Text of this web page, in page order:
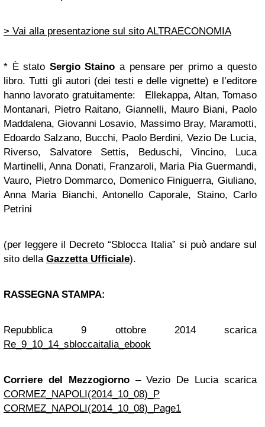
> Vai alla presentazione sul sito ALTRAECONOMIA
* È stato Sergio Staino a pensare per primo a questo
libro. Tutti gli autori (dei testi e delle vignette) e l’editore
hanno lavorato gratuitamente: Ellekappa, Altan, Tomaso
Montanari, Pietro Raitano, Giannelli, Mauro Biani, Paolo
Maddalena, Giovanni Losavio, Massimo Bray, Maramotti,
Edoardo Salzano, Bucchi, Paolo Berdini, Vezio De Lucia,
Riverso, Salvatore Settis, Beduschi, Vincino, Luca
Martinelli, Anna Donati, Franzaroli, Maria Pia Guermandi,
Vauro, Pietro Dommarco, Domenico Finiguerra, Giuliano,
Anna Maria Bianchi, Antonello Caporale, Staino, Carlo
Petrini
(per leggere il Decreto “Sblocca Italia” si può andare sul
sito della Gazzetta Ufficiale).
RASSEGNA STAMPA:
Repubblica 9 ottobre 2014 scarica
Re_9_10_14_sbloccaitalia_ebook
Corriere del Mezzogiorno– Vezio De Lucia scarica
CORMEZ_NAPOLI(2014_10_08)_P
CORMEZ_NAPOLI(2014_10_08)_Page1